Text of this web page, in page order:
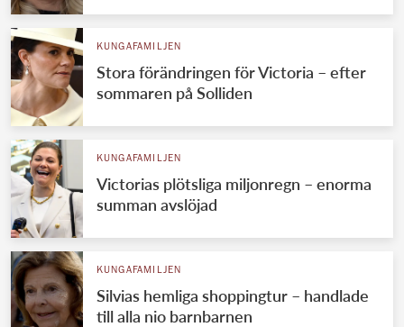
KUNGAFAMILJEN
Stora förändringen för Victoria – efter
sommaren på Solliden
KUNGAFAMILJEN
Victorias plötsliga miljonregn – enorma
summan avslöjad
KUNGAFAMILJEN
Silvias hemliga shoppingtur – handlade
till alla nio barnbarnen